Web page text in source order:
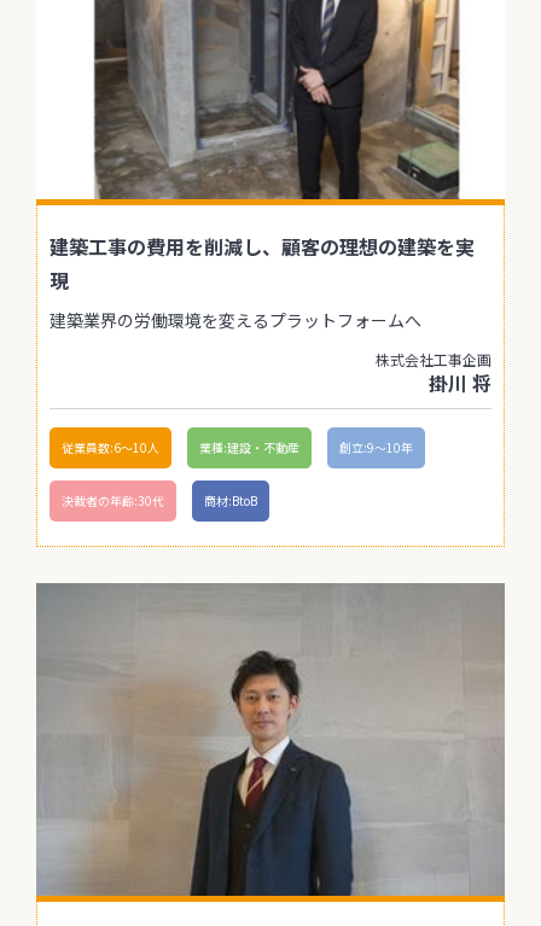
建築工事の費用を削減し、顧客の理想の建築を実
現
建築業界の労働環境を変えるプラットフォームへ
株式会社工事企画
掛川 将
従業員数:6～10人 業種:建設・不動産 創立:9〜10年
決裁者の年齢:30代 商材:BtoB